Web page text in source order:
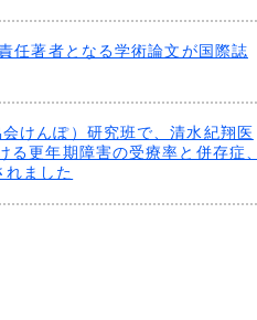
任著者となる学術論文が国際誌
けんぽ）研究班で、清水紀翔医
更年期障害の受療率と併存症、
れました